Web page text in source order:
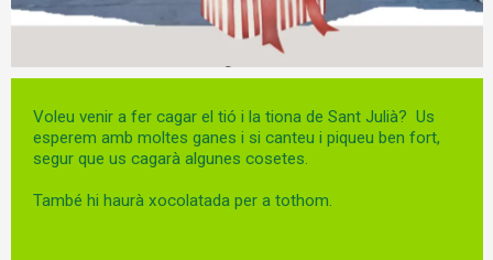
Diapositiva 1 de 1
Voleu venir a fer cagar el tió i la tiona de Sant Julià? Us
esperem amb moltes ganes i si canteu i piqueu ben fort,
segur que us cagarà algunes cosetes.
També hi haurà xocolatada per a tothom.